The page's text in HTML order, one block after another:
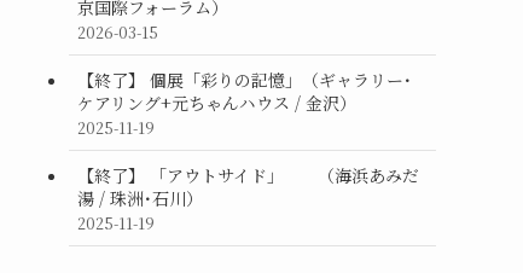
京国際フォーラム）
2026-03-15
【終了】 個展「彩りの記憶」（ギャラリー･
ケアリング+元ちゃんハウス / 金沢）
2025-11-19
【終了】 「アウトサイド」 （海浜あみだ
湯 / 珠洲･石川）
2025-11-19